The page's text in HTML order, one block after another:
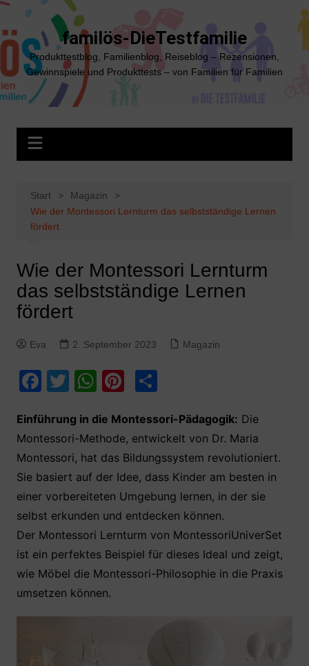
Zum
springen
familös-DieTestfamilie
Produkttestblog, Familienblog, Reiseblog – Rezensionen,
Gewinnspiele und Produkttests – von Familien für Familien
Start
Magazin
Wie der Montessori Lernturm das selbstständige Lernen
fördert
Wie der Montessori Lernturm
das selbstständige Lernen
fördert
Eva 2. September 2023 Magazin
F
c
e
b
o
o
k
T
itt
er
W
at
s
A
p
p
Pi
er
e
st
T
le
n
Einführung in die Montessori-Pädagogik: Die
Montessori-Methode, entwickelt von Dr. Maria
Montessori, hat das Bildungssystem revolutioniert.
Sie basiert auf der Idee, dass Kinder am besten in
einer vorbereiteten Umgebung lernen, in der sie
selbst erkunden und entdecken können.
Der Montessori Lernturm von MontessoriUniverSet
ist ein perfektes Beispiel für dieses Ideal und zeigt,
wie Möbel die Montessori-Philosophie in die Praxis
umsetzen können.